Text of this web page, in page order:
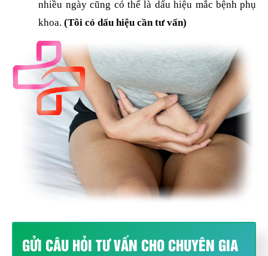
nhiều ngày cũng có thể là dấu hiệu mắc bệnh phụ
khoa.(Tôi có dấu hiệu cần tư vấn)
GỬI CÂU HỎI TƯ VẤN CHO CHUYÊN GIA